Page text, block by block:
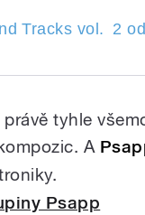
vol. 2
Tracks vol. 2
tyhle
A
Psapp